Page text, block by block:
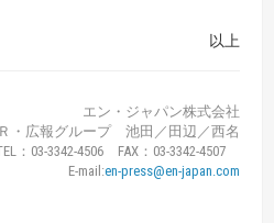
以上
エン・ジャパン株式会社
・広報グループ 池田／田辺／西名
：03-3342-4506 FAX：03-3342-4507
E-mail:en-press@en-japan.com